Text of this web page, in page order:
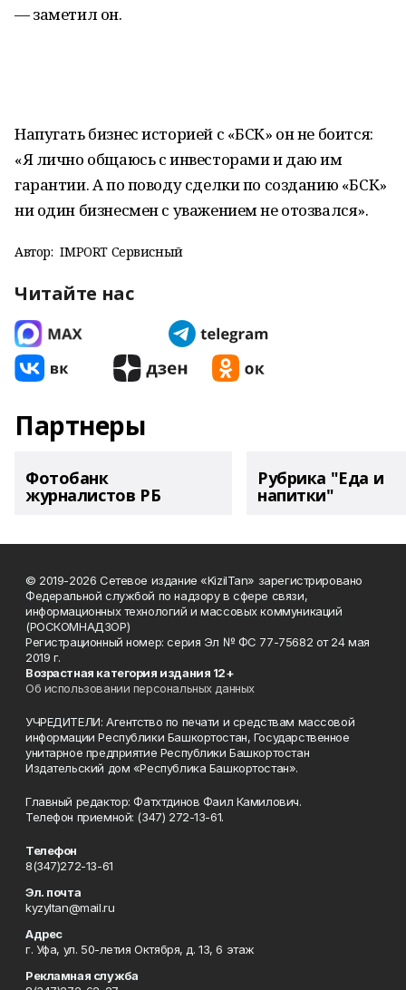
— заметил он.
Напугать бизнес историей с «БСК» он не боится:
«Я лично общаюсь с инвесторами и даю им
гарантии. А по поводу сделки по созданию «БСК»
ни один бизнесмен с уважением не отозвался».
Автор: IMPORT Сервисный
Читайте нас
Партнеры
Фотобанк
журналистов РБ
Рубрика "Еда и
напитки"
© 2019-2026 Сетевое издание «KizilTan» зарегистрировано
Федеральной службой по надзору в сфере связи,
информационных технологий и массовых коммуникаций
(РОСКОМНАДЗОР)
Регистрационный номер: серия Эл № ФС 77-75682 от 24 мая
2019 г.
Возрастная категория издания 12+
Об использовании персональных данных
УЧРЕДИТЕЛИ: Агентство по печати и средствам массовой
информации Республики Башкортостан, Государственное
унитарное предприятие Республики Башкортостан
Издательский дом «Республика Башкортостан».
Главный редактор: Фатхтдинов Фаил Камилович.
Телефон приемной: (347) 272-13-61.
Телефон
8(347)272-13-61
Эл. почта
kyzyltan@mail.ru
Адрес
г. Уфа, ул. 50-летия Октября, д. 13, 6 этаж
Рекламная служба